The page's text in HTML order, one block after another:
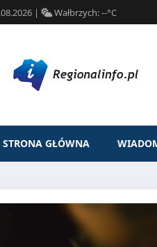
| Wałbrzych:--°C
STRONA GŁÓWNA